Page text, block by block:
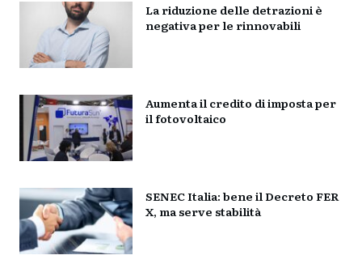
La riduzione delle detrazioni è
negativa per le rinnovabili
Aumenta il credito di imposta per
il fotovoltaico
SENEC Italia: bene il Decreto FER
X, ma serve stabilità